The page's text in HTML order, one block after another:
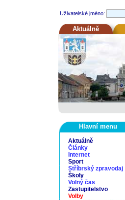
Uživatelské jméno:
Aktuálně
Hlavní menu
Aktuálně
Články
Internet
Sport
Stříbrský zpravodaj
Školy
Volný čas
Zastupitelstvo
Volby